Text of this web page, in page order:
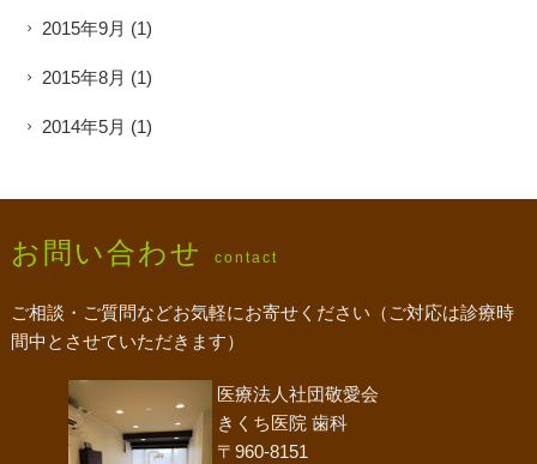
2015年9月 (1)
2015年8月 (1)
2014年5月 (1)
お問い合わせ contact
ご相談・ご質問などお気軽にお寄せください（ご対応は診療時
間中とさせていただきます）
医療法人社団敬愛会
きくち医院 歯科
〒960-8151